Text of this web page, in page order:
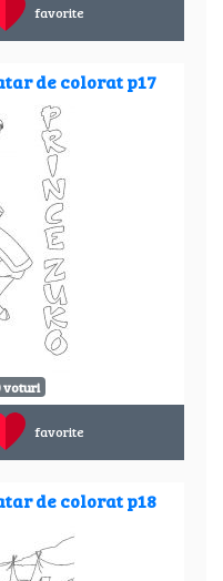
favorite
de colorat p17
voturi
favorite
de colorat p18